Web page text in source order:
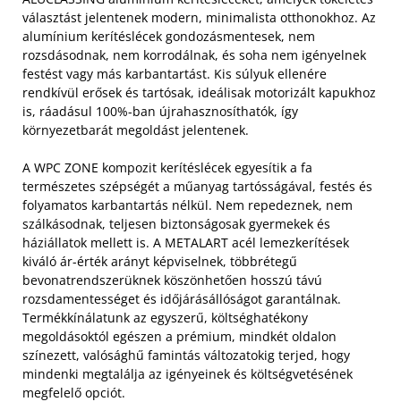
választást jelentenek modern, minimalista otthonokhoz. Az
alumínium kerítéslécek gondozásmentesek, nem
rozsdásodnak, nem korrodálnak, és soha nem igényelnek
festést vagy más karbantartást. Kis súlyuk ellenére
rendkívül erősek és tartósak, ideálisak motorizált kapukhoz
is, ráadásul 100%-ban újrahasznosíthatók, így
környezetbarát megoldást jelentenek.
A WPC ZONE kompozit kerítéslécek egyesítik a fa
természetes szépségét a műanyag tartósságával, festés és
folyamatos karbantartás nélkül. Nem repedeznek, nem
szálkásodnak, teljesen biztonságosak gyermekek és
háziállatok mellett is. A METALART acél lemezkerítések
kiváló ár-érték arányt képviselnek, többrétegű
bevonatrendszerüknek köszönhetően hosszú távú
rozsdamentességet és időjárásállóságot garantálnak.
Termékkínálatunk az egyszerű, költséghatékony
megoldásoktól egészen a prémium, mindkét oldalon
színezett, valósághű famintás változatokig terjed, hogy
mindenki megtalálja az igényeinek és költségvetésének
megfelelő opciót.